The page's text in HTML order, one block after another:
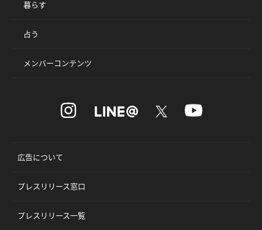
暮らす
占う
メンバーコンテンツ
広告について
プレスリリース窓口
プレスリリース一覧